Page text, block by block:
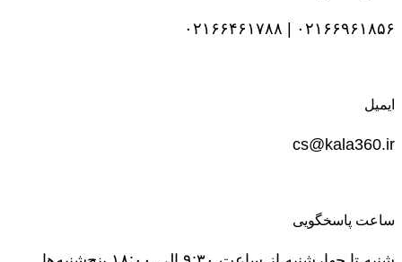
۰۲۱۶۶۹۶۱۸۵۶ | ۰۲۱۶۶۴۶۱۷۸۸
ایمیل
cs@kala360.ir
ساعت پاسخگویی